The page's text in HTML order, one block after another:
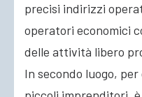
precisi indirizzi
operatori economici
delle attività libero
In secondo luogo,